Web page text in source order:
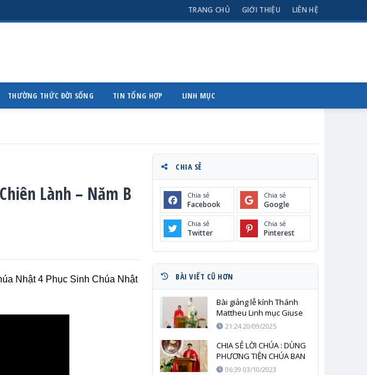
TRANG CHỦ GIỚI THIỆU LIÊN HỆ
THƯỜNG THỨC ĐỜI SỐNG TIN TỔNG HỢP LINH MỤC
Lành – Năm B
Nhật 4 Phục Sinh Chúa Nhật
CHIA SẺ
Chia sẻ
Facebook
Chia sẻ
Google
Chia sẻ
Twitter
Chia sẻ
Pinterest
BÀI VIẾT CŨ HƠN
Bài giảng lễ kính Thánh
Mattheu Linh mục Giuse
Phạm Quốc Văn O.P.
21:24 20/09/2025
CHIA SẺ LỜI CHÚA : DÙNG
PHƯƠNG TIỆN CHÚA BAN
LOAN BÁO TIN MỪNG –
06:39 03/10/2023